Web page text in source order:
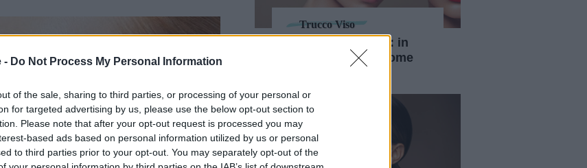
- Do Not Process My Personal Information
of the sale, sharing to third parties, or processing of your personal or
for targeted advertising by us, please use the below opt-out section to
Please note that after your opt-out request is processed you may
based ads based on personal information utilized by us or personal
to third parties prior to your opt-out. You may separately opt-out of the
Trucco Viso
Cold girl make-up: in
cosa consiste e come